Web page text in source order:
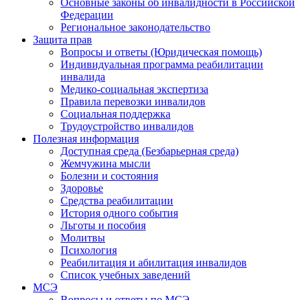
Основные законы об инвалидности в Российской
Федерации
Региональное законодательство
Защита прав
Вопросы и ответы (Юридическая помощь)
Индивидуальная программа реабилитации
инвалида
Медико-социальная экспертиза
Правила перевозки инвалидов
Социальная поддержка
Трудоустройство инвалидов
Полезная информация
Доступная среда (Безбарьерная среда)
Жемчужина мысли
Болезни и состояния
Здоровье
Средства реабилитации
История одного события
Льготы и пособия
Молитвы
Психология
Реабилитация и абилитация инвалидов
Список учебных заведений
МСЭ